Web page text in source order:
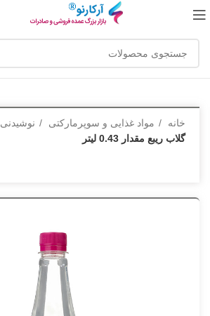
خانه مواد غذایی و سوپرمارکتی
نوشیدنی
گلاب ریبع مقدار 0.43 لیتر